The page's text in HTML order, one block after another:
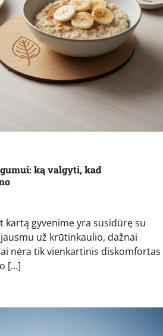
ką valgyti, kad
kartą gyvenime yra susidūrę su
už krūtinkaulio, dažnai
nėra tik vienkartinis diskomfortas
[…]